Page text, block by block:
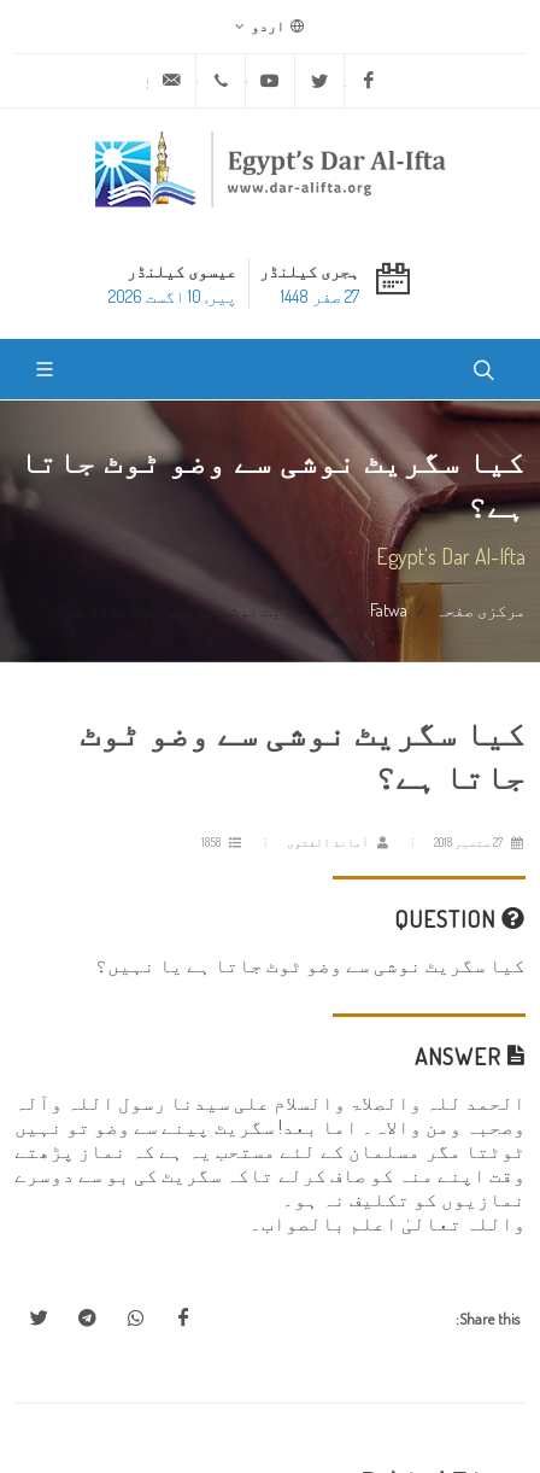
اردو
Facebook
Twitter
Youtube
ہجری کیلنڈر
27 صفر 1448
عیسوی کیلنڈر
پير, 10 اگست 2026
کیا سگریٹ نوشی سے وضو ٹوٹ جاتا
ہے؟
Egypt's Dar Al-Ifta
مرکزی صفحہ Fatwa کیا سگریٹ نوشی سے وضو ٹوٹ جاتا ہے؟
کیا سگریٹ نوشی سے وضو ٹوٹ
جاتا ہے؟
أمانة الفتوى
کیا سگریٹ نوشی سے وضو ٹوٹ جاتا ہے یا نہیں؟
الحمد للہ والصلاۃ والسلام علی سیدنا رسول اللہ وآلہ
وصحبہ ومن والاہ۔ اما بعد! سگریٹ پینے سے وضو تو نہیں
ٹوٹتا مگر مسلمان کے لئے مستحب یہ ہے کہ نماز پڑھتے
وقت اپنے منہ کو صاف کرلے تاکہ سگریٹ کی بو سے دوسرے
نمازیوں کو تکلیف نہ ہو۔
واللہ تعالیٰ اعلم بالصواب۔
Share this: